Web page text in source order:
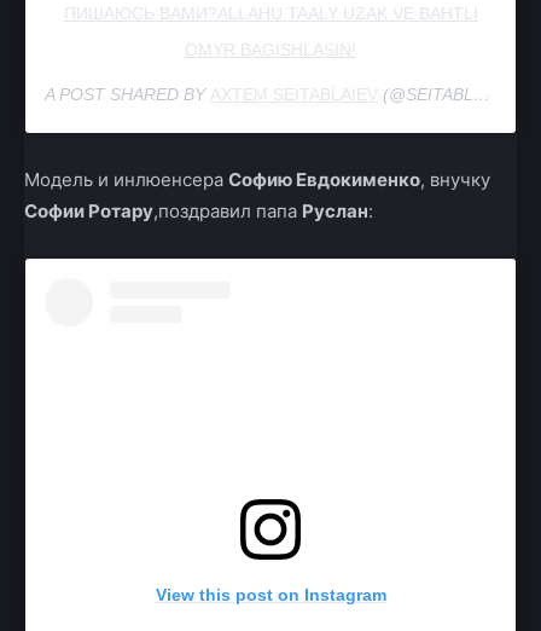
ПИШАЮСЬ ВАМИ?ALLAHU TAALY UZAK VE BAHTLI
OMYR BAGISHLASIN!
A POST SHARED BY AXTEM SEITABLAIEV (@SEITABLAIEV) ON
Модель и инлюенсера Софию Евдокименко, внучку
Софии Ротару,поздравил папа Руслан:
View this post on Instagram